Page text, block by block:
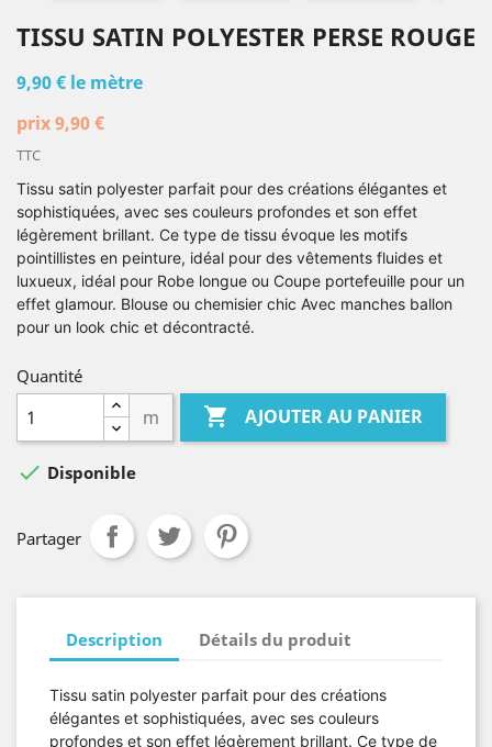
TISSU SATIN POLYESTER PERSE ROUGE
9,90 € le mètre
prix 9,90 €
TTC
Tissu satin polyester parfait pour des créations élégantes et
sophistiquées, avec ses couleurs profondes et son effet
légèrement brillant. Ce type de tissu évoque les motifs
pointillistes en peinture, idéal pour des vêtements fluides et
luxueux, idéal pour Robe longue ou Coupe portefeuille pour un
effet glamour. Blouse ou chemisier chic Avec manches ballon
pour un look chic et décontracté.
Quantité
m  AJOUTER AU PANIER
 Disponible
Partager
Description Détails du produit
Tissu satin polyester parfait pour des créations
élégantes et sophistiquées, avec ses couleurs
profondes et son effet légèrement brillant. Ce type de